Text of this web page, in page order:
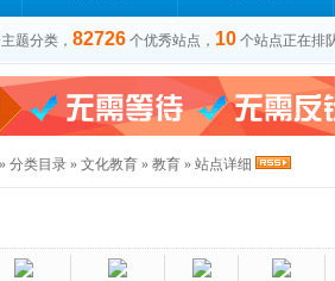
题分类， 82726 个优秀站点， 10 个站点正在排
» 分类目录 » 文化教育 » 教育 » 站点详细